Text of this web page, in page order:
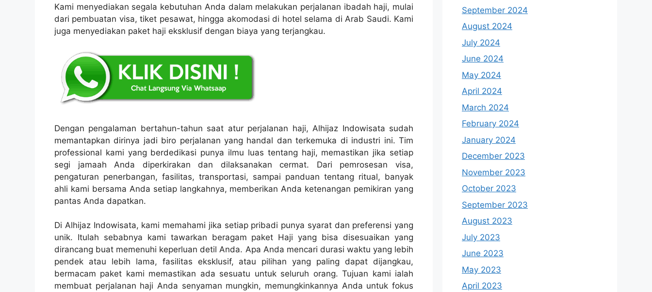
Kami menyediakan segala kebutuhan Anda dalam melakukan perjalanan ibadah haji, mulai
dari pembuatan visa, tiket pesawat, hingga akomodasi di hotel selama di Arab Saudi. Kami
juga menyediakan paket haji eksklusif dengan biaya yang terjangkau.
Dengan pengalaman bertahun-tahun saat atur perjalanan haji, Alhijaz Indowisata sudah
memantapkan dirinya jadi biro perjalanan yang handal dan terkemuka di industri ini. Tim
professional kami yang berdedikasi punya ilmu luas tentang haji, memastikan jika setiap
segi jamaah Anda diperkirakan dan dilaksanakan cermat. Dari pemrosesan visa,
pengaturan penerbangan, fasilitas, transportasi, sampai panduan tentang ritual, banyak
ahli kami bersama Anda setiap langkahnya, memberikan Anda ketenangan pemikiran yang
pantas Anda dapatkan.
Di Alhijaz Indowisata, kami memahami jika setiap pribadi punya syarat dan preferensi yang
unik. Itulah sebabnya kami tawarkan beragam paket Haji yang bisa disesuaikan yang
dirancang buat memenuhi keperluan detil Anda. Apa Anda mencari durasi waktu yang lebih
pendek atau lebih lama, fasilitas eksklusif, atau pilihan yang paling dapat dijangkau,
bermacam paket kami memastikan ada sesuatu untuk seluruh orang. Tujuan kami ialah
membuat perjalanan haji Anda senyaman mungkin, memungkinkannya Anda untuk fokus
September 2024
August 2024
July 2024
June 2024
May 2024
April 2024
March 2024
February 2024
January 2024
December 2023
November 2023
October 2023
September 2023
August 2023
July 2023
June 2023
May 2023
April 2023